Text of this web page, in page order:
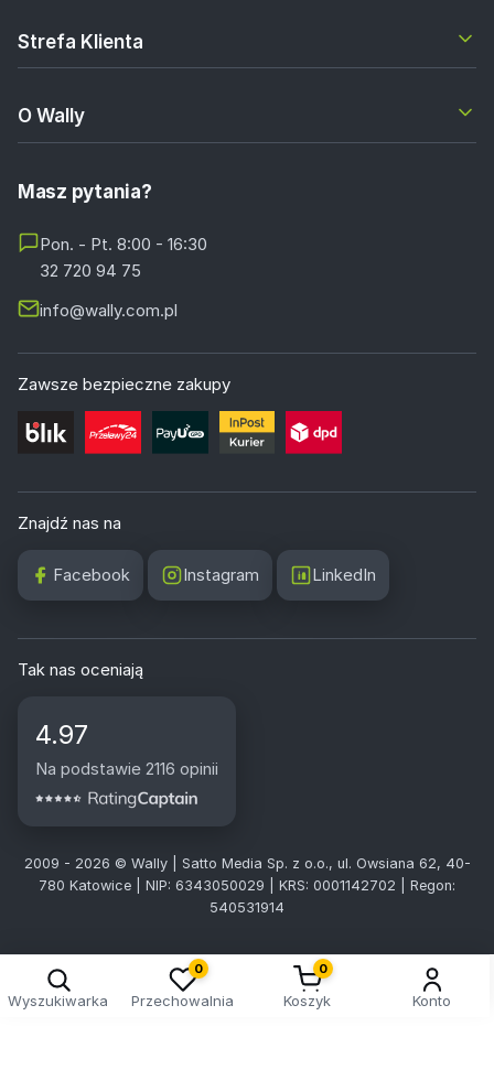
Strefa Klienta
O Wally
Masz pytania?
Pon. - Pt. 8:00 - 16:30
32 720 94 75
info@wally.com.pl
Zawsze bezpieczne zakupy
Znajdź nas na
Facebook Instagram LinkedIn
Tak nas oceniają
4.97
Na podstawie 2116 opinii
2009 - 2026 © Wally | Satto Media Sp. z o.o., ul. Owsiana 62, 40-
780 Katowice | NIP: 6343050029 | KRS: 0001142702 | Regon:
540531914
Wyszukiwarka
0
Przechowalnia
0
Koszyk Konto